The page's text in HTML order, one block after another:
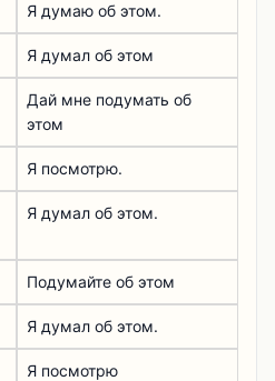
Я думаю об этом.
Я думал об этом
Дай мне подумать об
этом
Я посмотрю.
Я думал об этом.
Подумайте об этом
Я думал об этом.
Я посмотрю